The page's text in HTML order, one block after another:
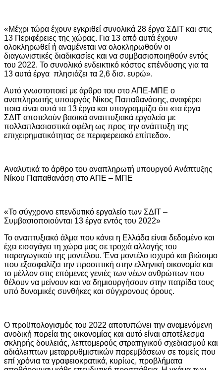
«Μέχρι τώρα έχουν εγκριθεί συνολικά 28 έργα ΣΔΙΤ και στις
13 Περιφέρειες της χώρας. Για 13 από αυτά έχουν
ολοκληρωθεί ή αναμένεται να ολοκληρωθούν οι
διαγωνιστικές διαδικασίες και να συμβασιοποιηθούν εντός
του 2022. Το συνολικό ενδεικτικό κόστος επένδυσης για τα
13 αυτά έργα πλησιάζει τα 2,6 δισ. ευρώ».
Αυτό γνωστοποιεί με άρθρο του στο ΑΠΕ-ΜΠΕ ο
αναπληρωτής υπουργός Νίκος Παπαθανάσης, αναφέρει
ποια είναι αυτά τα 13 έργα και υπογραμμίζει ότι «τα έργα
ΣΔΙΤ αποτελούν βασικά αναπτυξιακά εργαλεία με
πολλαπλασιαστικά οφέλη ως προς την ανάπτυξη της
επιχειρηματικότητας σε περιφερειακό επίπεδο».
Αναλυτικά το άρθρο του αναπληρωτή υπουργού Ανάπτυξης
Νίκου Παπαθανάση στο ΑΠΕ – ΜΠΕ
«Το σύγχρονο επενδυτικό εργαλείο των ΣΔΙΤ –
Συμβασιοποιούνται 13 έργα εντός του 2022»
Το αναπτυξιακό άλμα που κάνει η Ελλάδα είναι δεδομένο και
έχει εισαγάγει τη χώρα μας σε τροχιά αλλαγής του
παραγωγικού της μοντέλου. Ένα μοντέλο ισχυρό και βιώσιμο
που εξασφαλίζει την προοπτική στην ελληνική οικονομία και
το μέλλον στις επόμενες γενιές των νέων ανθρώπων που
θέλουν να μείνουν και να δημιουργήσουν στην πατρίδα τους
υπό δυναμικές συνθήκες και σύγχρονους όρους.
Ο προϋπολογισμός του 2022 αποτυπώνει την αναμενόμενη
ανοδική πορεία της οικονομίας και αυτό είναι αποτέλεσμα
σκληρής δουλειάς, λεπτομερούς στρατηγικού σχεδιασμού και
αδιάλειπτων μεταρρυθμιστικών παρεμβάσεων σε τομείς που
επί χρόνια τα γραφειοκρατικά, κυρίως, προβλήματα